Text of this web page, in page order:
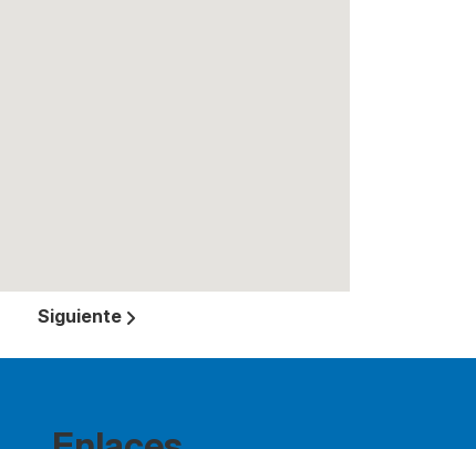
Siguiente